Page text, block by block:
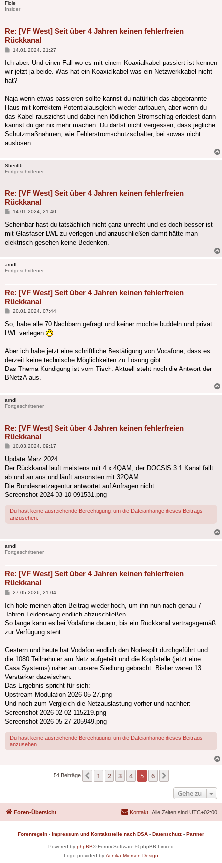
Flole
Insider
Re: [VF West] Seit über 4 Jahren keinen fehlerfreien
Rückkanal
Beitrag
14.01.2024, 21:27
Ich aber. Und einen Fall wo es mit einem Koaxialkabel passiert ist kennen
wir jetzt ja beide. Was hat ein Koaxialkabel was ein Netzwerkkabel nicht
hat?
Naja wenn etwas passieren sollte kannst du natürlich das abgebrannte
Haus mit korrektem Potentialausgleich wieder aufbauen, aber wenn du
das Kabel rausziehst und dabei nen tödlichen Stromschlag erleidest dann
kannst du gar nix mehr machen. Du darfst nicht vergessen, dass jegliche
Schutzmaßnahmen, wie Fehlerstromschutzschalter, bei sowas nicht
auslösen.
Sheriff6
Fortgeschrittener
Re: [VF West] Seit über 4 Jahren keinen fehlerfreien
Rückkanal
Beitrag
14.01.2024, 21:40
Scheinbar hast du tatsächlich nicht ganz unrecht und es doch besser ist
mit Glasfaser LWL zu verlegen und anzuschließen damit hätte man
elektrisch gesehen keine Bedenken.
arndl
Fortgeschrittener
Re: [VF West] Seit über 4 Jahren keinen fehlerfreien
Rückkanal
Beitrag
20.01.2024, 07:44
So, habe alle 70 Nachbarn gefragt und keiner möchte buddeln und privat
LWL verlegen
Aber ich habe jetzt eine schriftliche Bestätigung von Vodafone, dass es
derzeit keine technische Möglichkeiten zu Lösung gibt.
Das Thema Kündigung ist vom Tisch. Aktuell steht noch die Antwort der
BNetzA aus.
arndl
Fortgeschrittener
Re: [VF West] Seit über 4 Jahren keinen fehlerfreien
Rückkanal
Beitrag
10.03.2024, 09:17
Update März 2024:
Der Rückkanal läuft meistens mit 4 x 4QAM, der DOCSIS 3.1 Kanal fällt
ab und an aus und läuft ansonsten mit 32QAM.
Die Bundesnetzagentur antwortet auf Anfragen nicht.
Screenshot 2024-03-10 091531.png
Du hast keine ausreichende Berechtigung, um die Dateianhänge dieses Beitrags
anzusehen.
arndl
Fortgeschrittener
Re: [VF West] Seit über 4 Jahren keinen fehlerfreien
Rückkanal
Beitrag
27.05.2026, 21:04
Ich hole meinen alten Beitrag wieder hoch, um ihn nun nach genau 7
Jahren Leidensweg endlich abzuschließen.
So lange kann es bei Vodafone dauern, bis ein Rückkanal vertragsgemäß
zur Verfügung steht.
Gestern und heute hat Vodafon endlich den Nodesplit durchgeführt und
die 1080 Teilnehmer am Netz aufgeteilt und die Kopfstelle (jetzt eine
Casa Systems) näher an unsere Siedlung gebracht. Bisher waren 13
Verstärker dazwischen.
Das Ergebnis spricht für sich:
Upstream Modulation 2026-05-27.png
Und noch zum Vergleich die Netzauslastung vorher und nachher:
Screenshot 2026-02-02 115219.png
Screenshot 2026-05-27 205949.png
Du hast keine ausreichende Berechtigung, um die Dateianhänge dieses Beitrags
anzusehen.
54 Beiträge Vorherige
1 2 3 4 5 6
Gehe zu
Foren-Übersicht Alle Zeiten sind UTC+02:00
Kontakt
Forenregeln - Impressum und Kontaktstelle nach DSA - Datenschutz - Partner
Powered by phpBB® Forum Software © phpBB Limited
Logo provided by Annika Miersen Design